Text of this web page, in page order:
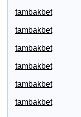
tambakbet
tambakbet
tambakbet
tambakbet
tambakbet
tambakbet